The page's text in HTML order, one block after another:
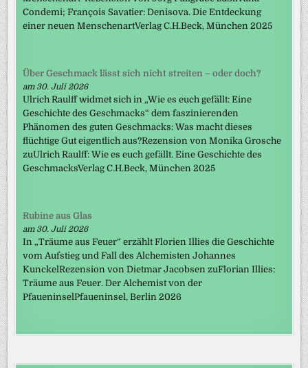
Condemi; François Savatier: Denisova. Die Entdeckung
einer neuen MenschenartVerlag C.H.Beck, München 2025
Über Geschmack lässt sich nicht streiten – oder doch?
am 30. Juli 2026
Ulrich Raulff widmet sich in „Wie es euch gefällt: Eine
Geschichte des Geschmacks“ dem faszinierenden
Phänomen des guten Geschmacks: Was macht dieses
flüchtige Gut eigentlich aus?Rezension von Monika Grosche
zuUlrich Raulff: Wie es euch gefällt. Eine Geschichte des
GeschmacksVerlag C.H.Beck, München 2025
Rubine aus Glas
am 30. Juli 2026
In „Träume aus Feuer“ erzählt Florien Illies die Geschichte
vom Aufstieg und Fall des Alchemisten Johannes
KunckelRezension von Dietmar Jacobsen zuFlorian Illies:
Träume aus Feuer. Der Alchemist von der
PfaueninselPfaueninsel, Berlin 2026